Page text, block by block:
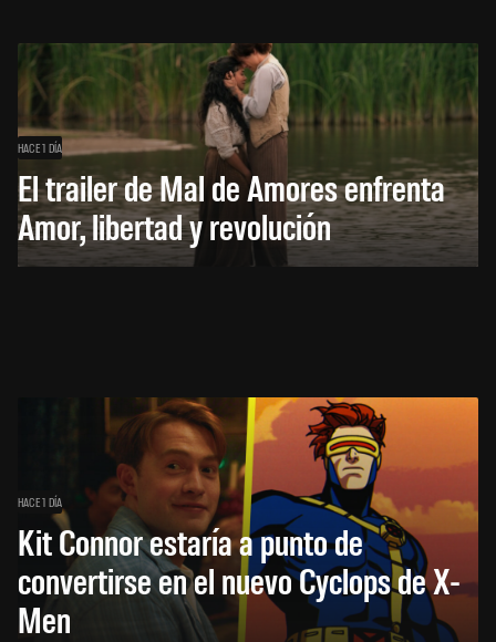
HACE 1 DÍA
El trailer de Mal de Amores enfrenta
Amor, libertad y revolución
HACE 1 DÍA
Kit Connor estaría a punto de
convertirse en el nuevo Cyclops de X-
Men